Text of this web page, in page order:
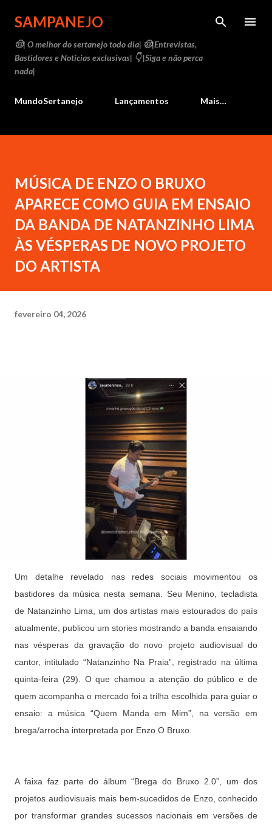
Pular para o conteúdo principal
SAMPANEJO
🤠| O melhor do sertanejo todo dia| 🤠|Entrevistas,
Bastidores e Notícias exclusivas| 👇 |Siga e não perca
nada|
MundoSertanejo Lançamentos Mais…
MÚSICA DE ENZO O BRUXO
APARECE COMO GUIA EM ENSAIO
DA BANDA DE NATANZINHO LIMA
ÀS VÉSPERAS DE NOVO PROJETO
DO ARTISTA
fevereiro 04, 2026
Um detalhe revelado nas redes sociais movimentou os
bastidores da música nesta semana. Seu Menino, tecladista
de Natanzinho Lima, um dos artistas mais estourados do país
atualmente, publicou um stories mostrando a banda ensaiando
nas vésperas da gravação do novo projeto audiovisual do
cantor, intitulado “Natanzinho Na Praia”, registrado na última
quinta-feira (29). O que chamou a atenção do público e de
quem acompanha o mercado foi a trilha escolhida para guiar o
ensaio: a música “Quem Manda em Mim”, na versão em
brega/arrocha interpretada por Enzo O Bruxo.
A faixa faz parte do álbum “Brega do Bruxo 2.0”, um dos
projetos audiovisuais mais bem-sucedidos de Enzo, conhecido
por transformar grandes sucessos nacionais em versões de